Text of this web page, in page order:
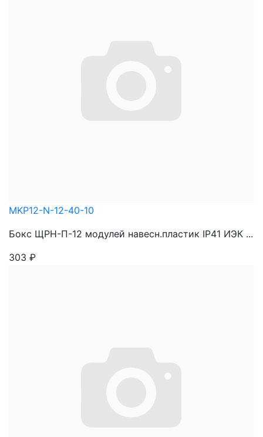
MKP12-N-12-40-10
Бокс ЩРН-П-12 модулей навесн.пластик IP41 ИЭК ...
303 ₽